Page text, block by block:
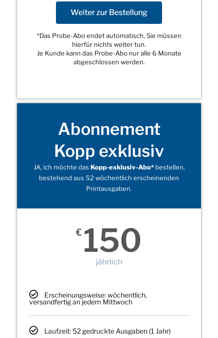
Weiter zur Bestellung
*Das Probe-Abo endet automatisch, Sie müssen
hierfür nichts weiter tun.
Je Kunde kann das Probe-Abo nur alle 6 Monate
abgeschlossen werden.
Abonnement
Kopp exklusiv
JA, ich möchte das Kopp-exklusiv-Abo*bestellen,
bestehend aus 52 wöchentlich erscheinenden
Printausgaben.
€ 150
jährlich
Erscheinungsweise: wöchentlich,
versandfertig an jedem Mittwoch
Laufzeit: 52 gedruckte Ausgaben (1 Jahr)